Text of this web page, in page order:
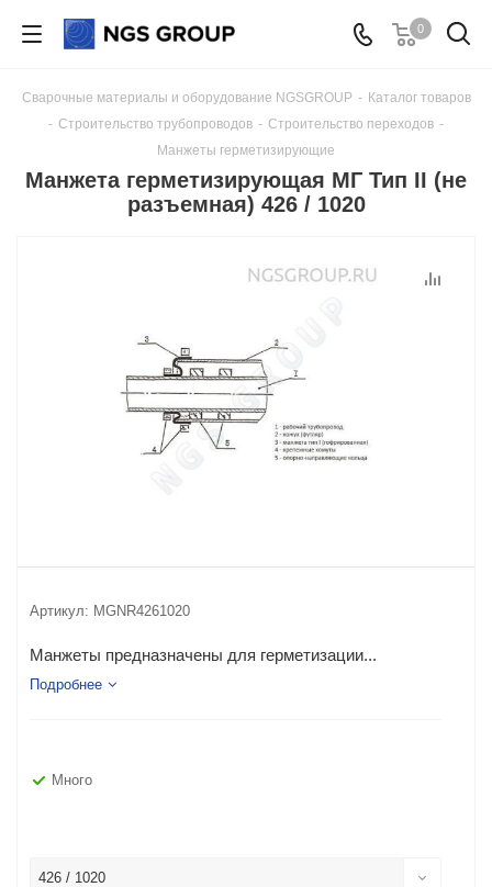
0
Сварочные материалы и оборудование NGSGROUP - Каталог товаров
- Строительство трубопроводов - Строительство переходов -
Манжеты герметизирующие
Манжета герметизирующая МГ Тип II (не
разъемная) 426 / 1020
Артикул: MGNR4261020
Манжеты предназначены для герметизации...
Подробнее
Много
426 / 1020